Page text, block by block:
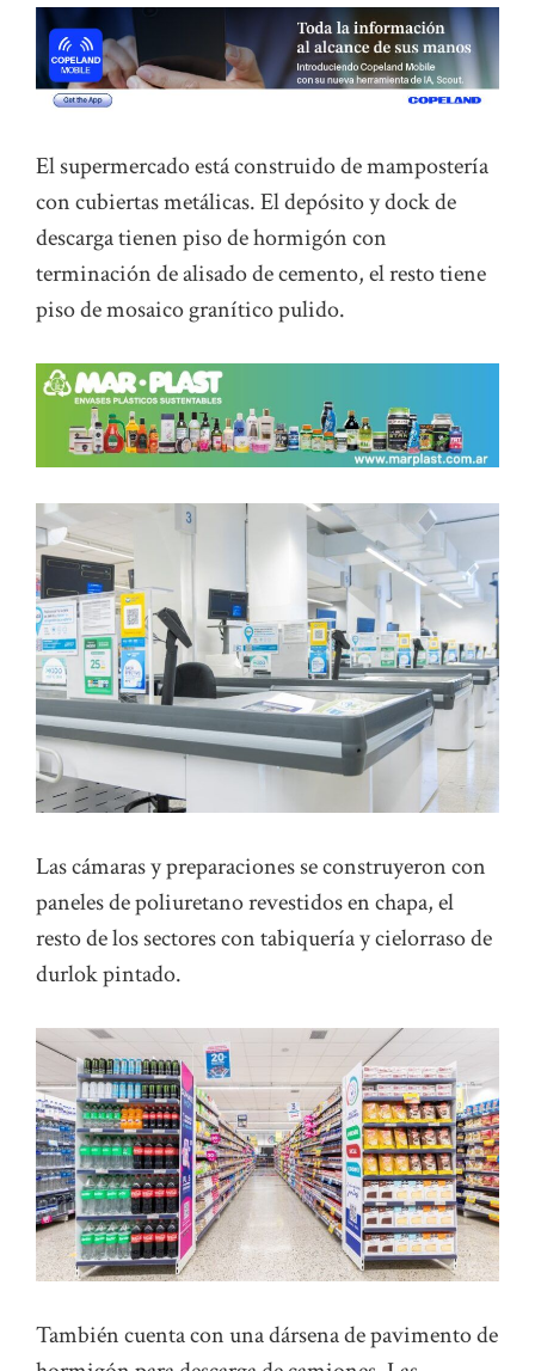
El supermercado está construido de mampostería
con cubiertas metálicas. El depósito y dock de
descarga tienen piso de hormigón con
terminación de alisado de cemento, el resto tiene
piso de mosaico granítico pulido.
Las cámaras y preparaciones se construyeron con
paneles de poliuretano revestidos en chapa, el
resto de los sectores con tabiquería y cielorraso de
durlok pintado.
También cuenta con una dársena de pavimento de